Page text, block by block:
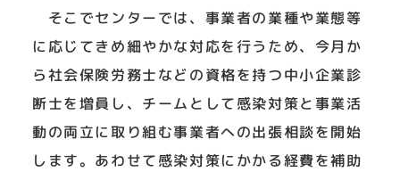
そこでセンターでは、事業者の業種や業態等
に応じてきめ細やかな対応を行うため、今月か
ら社会保険労務士などの資格を持つ中小企業診
断士を増員し、チームとして感染対策と事業活
動の両立に取り組む事業者への出張相談を開始
します。あわせて感染対策にかかる経費を補助